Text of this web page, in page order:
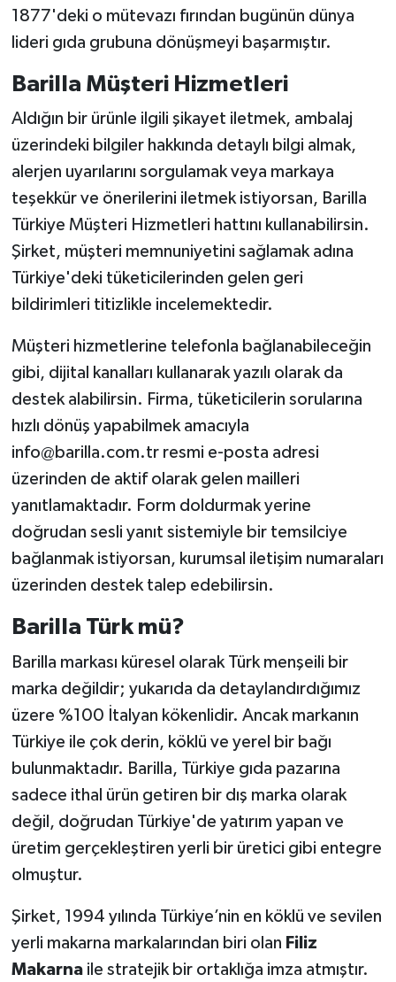
1877'deki o mütevazı fırından bugünün dünya
lideri gıda grubuna dönüşmeyi başarmıştır.
Barilla Müşteri Hizmetleri
Aldığın bir ürünle ilgili şikayet iletmek, ambalaj
üzerindeki bilgiler hakkında detaylı bilgi almak,
alerjen uyarılarını sorgulamak veya markaya
teşekkür ve önerilerini iletmek istiyorsan, Barilla
Türkiye Müşteri Hizmetleri hattını kullanabilirsin.
Şirket, müşteri memnuniyetini sağlamak adına
Türkiye'deki tüketicilerinden gelen geri
bildirimleri titizlikle incelemektedir.
Müşteri hizmetlerine telefonla bağlanabileceğin
gibi, dijital kanalları kullanarak yazılı olarak da
destek alabilirsin. Firma, tüketicilerin sorularına
hızlı dönüş yapabilmek amacıyla
info@barilla.com.tr resmi e-posta adresi
üzerinden de aktif olarak gelen mailleri
yanıtlamaktadır. Form doldurmak yerine
doğrudan sesli yanıt sistemiyle bir temsilciye
bağlanmak istiyorsan, kurumsal iletişim numaraları
üzerinden destek talep edebilirsin.
Barilla Türk mü?
Barilla markası küresel olarak Türk menşeili bir
marka değildir; yukarıda da detaylandırdığımız
üzere %100 İtalyan kökenlidir. Ancak markanın
Türkiye ile çok derin, köklü ve yerel bir bağı
bulunmaktadır. Barilla, Türkiye gıda pazarına
sadece ithal ürün getiren bir dış marka olarak
değil, doğrudan Türkiye'de yatırım yapan ve
üretim gerçekleştiren yerli bir üretici gibi entegre
olmuştur.
Şirket, 1994 yılında Türkiye’nin en köklü ve sevilen
yerli makarna markalarından biri olan Filiz
Makarnaile stratejik bir ortaklığa imza atmıştır.